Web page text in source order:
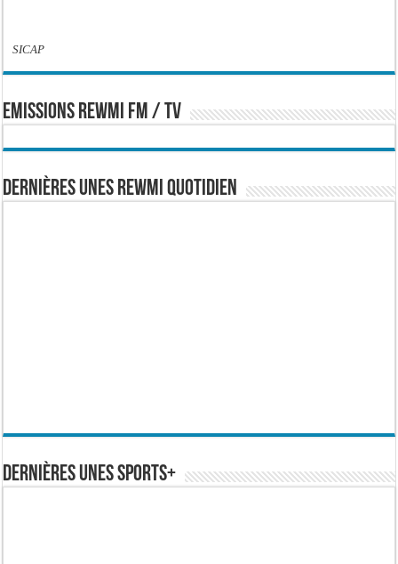
SICAP
EMISSIONS REWMI FM / TV
Dernières Unes Rewmi Quotidien
Dernières Unes Sports+